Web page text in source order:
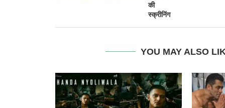
की
स्क्रीनिंग
YOU MAY ALSO